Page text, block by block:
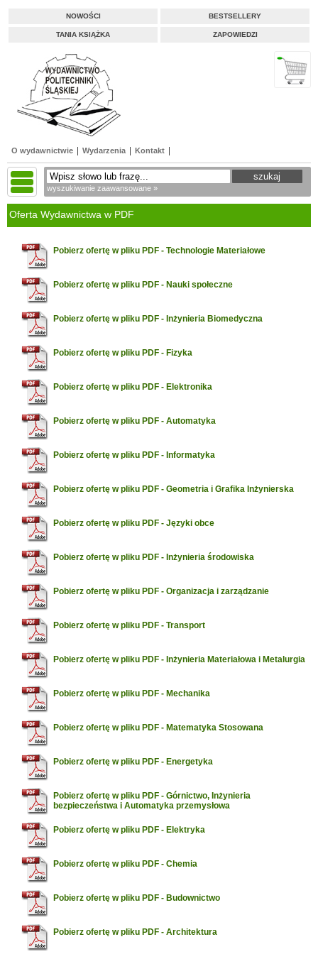
NOWOŚCI BESTSELLERY
TANIA KSIĄŻKA ZAPOWIEDZI
O wydawnictwie Wydarzenia Kontakt
wyszukiwanie zaawansowane »
Oferta Wydawnictwa w PDF
Pobierz ofertę w pliku PDF - Technologie Materiałowe
Pobierz ofertę w pliku PDF - Nauki społeczne
Pobierz ofertę w pliku PDF - Inżynieria Biomedyczna
Pobierz ofertę w pliku PDF - Fizyka
Pobierz ofertę w pliku PDF - Elektronika
Pobierz ofertę w pliku PDF - Automatyka
Pobierz ofertę w pliku PDF - Informatyka
Pobierz ofertę w pliku PDF - Geometria i Grafika Inżynierska
Pobierz ofertę w pliku PDF - Języki obce
Pobierz ofertę w pliku PDF - Inżynieria środowiska
Pobierz ofertę w pliku PDF - Organizacja i zarządzanie
Pobierz ofertę w pliku PDF - Transport
Pobierz ofertę w pliku PDF - Inżynieria Materiałowa i Metalurgia
Pobierz ofertę w pliku PDF - Mechanika
Pobierz ofertę w pliku PDF - Matematyka Stosowana
Pobierz ofertę w pliku PDF - Energetyka
Pobierz ofertę w pliku PDF - Górnictwo, Inżynieria
bezpieczeństwa i Automatyka przemysłowa
Pobierz ofertę w pliku PDF - Elektryka
Pobierz ofertę w pliku PDF - Chemia
Pobierz ofertę w pliku PDF - Budownictwo
Pobierz ofertę w pliku PDF - Architektura